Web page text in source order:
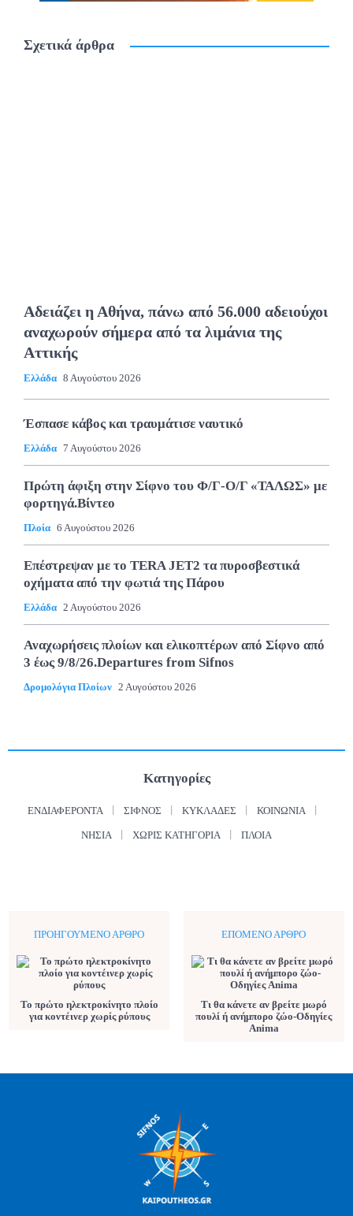
Σχετικά άρθρα
Αδειάζει η Αθήνα, πάνω από 56.000 αδειούχοι
αναχωρούν σήμερα από τα λιμάνια της
Αττικής
Ελλάδα 8 Αυγούστου 2026
Έσπασε κάβος και τραυμάτισε ναυτικό
Ελλάδα 7 Αυγούστου 2026
Πρώτη άφιξη στην Σίφνο του Φ/Γ-Ο/Γ «ΤΑΛΩΣ» με
φορτηγά.Βίντεο
Πλοία 6 Αυγούστου 2026
Επέστρεψαν με το TERA JET2 τα πυροσβεστικά
οχήματα από την φωτιά της Πάρου
Ελλάδα 2 Αυγούστου 2026
Αναχωρήσεις πλοίων και ελικοπτέρων από Σίφνο από
3 έως 9/8/26.Departures from Sifnos
Δρομολόγια Πλοίων 2 Αυγούστου 2026
Κατηγορίες
ΕΝΔΙΑΦΈΡΟΝΤΑ ΣΊΦΝΟΣ ΚΥΚΛΆΔΕΣ ΚΟΙΝΩΝΊΑ
ΝΗΣΙΆ ΧΩΡΊΣ ΚΑΤΗΓΟΡΊΑ ΠΛΟΊΑ
ΠΡΟΗΓΟΎΜΕΝΟ ΆΡΘΡΟ
Το πρώτο ηλεκτροκίνητο πλοίο
για κοντέινερ χωρίς ρύπους
ΕΠΌΜΕΝΟ ΆΡΘΡΟ
Τι θα κάνετε αν βρείτε μωρό
πουλί ή ανήμπορο ζώο-Οδηγίες
Anima